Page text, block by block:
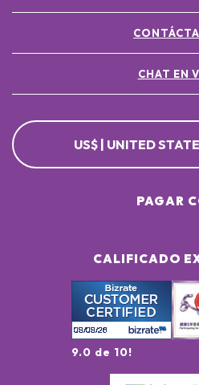
CHAT EN
US$ | UNITED
CALIFICADO
9.0 de 10!
PAGAR